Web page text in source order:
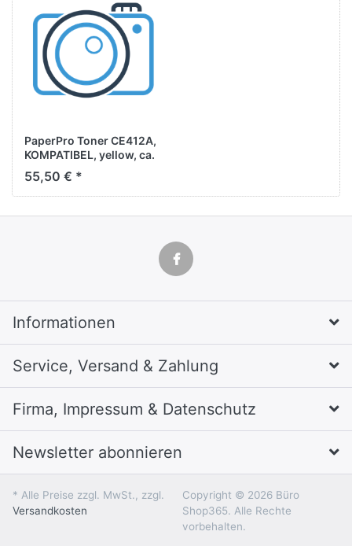
PaperPro Toner CE412A,
KOMPATIBEL, yellow, ca.
2.600 Seiten
55,50 € *
Informationen
Service, Versand & Zahlung
Firma, Impressum & Datenschutz
Newsletter abonnieren
* Alle Preise zzgl. MwSt., zzgl.
Versandkosten
Copyright © 2026 Büro
Shop365. Alle Rechte
vorbehalten.